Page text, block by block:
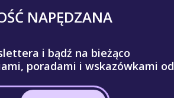
NAPĘDZANA
i bądź na bieżąco
poradami i wskazówkami od